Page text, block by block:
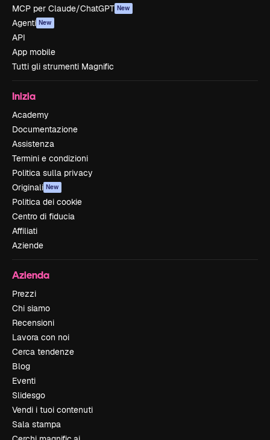
MCP per Claude/ChatGPT New
Agenti New
API
App mobile
Tutti gli strumenti Magnific
Inizia
Academy
Documentazione
Assistenza
Termini e condizioni
Politica sulla privacy
Originali New
Politica dei cookie
Centro di fiducia
Affiliati
Aziende
Azienda
Prezzi
Chi siamo
Recensioni
Lavora con noi
Cerca tendenze
Blog
Eventi
Slidesgo
Vendi i tuoi contenuti
Sala stampa